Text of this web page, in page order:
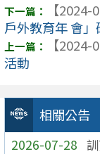
相關公告
2026-07-28
【2024-
戶外教育年 會」
【2024-
活動